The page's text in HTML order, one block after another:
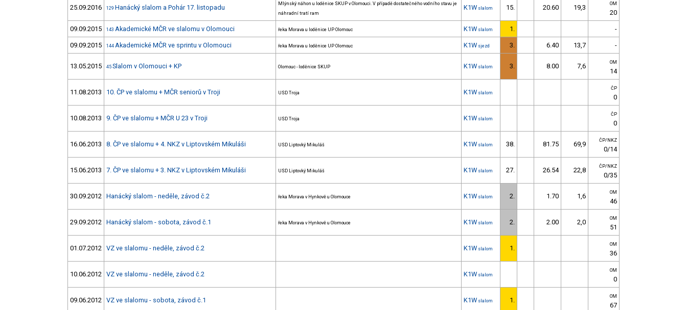
25.09.2016 129 Hanácký slalom a Pohár 17. listopadu
Mlýnský náhon u loděnice SKUP v Olomouci. V případě dostatečného vodního stavu je
náhradní tratí ram
K1W slalom 15. 20.60 19,3 OM
20
09.09.2015 143 Akademické MČR ve slalomu v Olomouci řeka Morava u loděnice UP Olomouc K1W slalom 1. -
09.09.2015 144 Akademické MČR ve sprintu v Olomouci řeka Morava u loděnice UP Olomouc K1W sjezd 3. 6.40 13,7 -
13.05.2015 45 Slalom v Olomouci + KP Olomouc - loděnice SKUP K1W slalom 3. 8.00 7,6 OM
14
11.08.2013 10. ČP ve slalomu + MČR seniorů v Troji USD Troja K1W slalom
ČP
0
10.08.2013 9. ČP ve slalomu + MČR U 23 v Troji USD Troja K1W slalom
ČP
0
16.06.2013 8. ČP ve slalomu + 4. NKZ v Liptovském Mikuláši USD Liptovký Mikuláš K1W slalom 38. 81.75 69,9 ČP/NKZ
0/14
15.06.2013 7. ČP ve slalomu + 3. NKZ v Liptovském Mikuláši USD Liptovký Mikuláš K1W slalom 27. 26.54 22,8 ČP/NKZ
0/35
30.09.2012 Hanácký slalom - neděle, závod č.2 řeka Morava v Hynkově u Olomouce K1W slalom 2. 1.70 1,6 OM
46
29.09.2012 Hanácký slalom - sobota, závod č.1 řeka Morava v Hynkově u Olomouce K1W slalom 2. 2.00 2,0 OM
51
01.07.2012 VZ ve slalomu - neděle, závod č.2 K1W slalom 1. OM
36
10.06.2012 VZ ve slalomu - neděle, závod č.2 K1W slalom
OM
0
09.06.2012 VZ ve slalomu - sobota, závod č.1 K1W slalom 1. OM
67